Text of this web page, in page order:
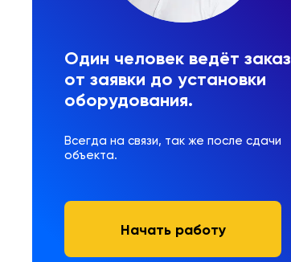
Один человек ведёт заказ
от заявки до установки
оборудования.
Всегда на связи, так же после сдачи
объекта.
Начать работу